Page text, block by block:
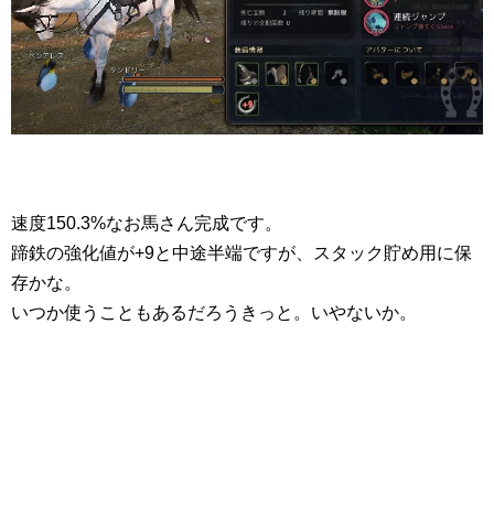
速度150.3%なお馬さん完成です。
蹄鉄の強化値が+9と中途半端ですが、スタック貯め用に保
存かな。
いつか使うこともあるだろうきっと。いやないか。